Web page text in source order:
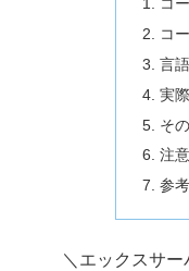
コ
言
実
そ
注
参考
＼エックスサ